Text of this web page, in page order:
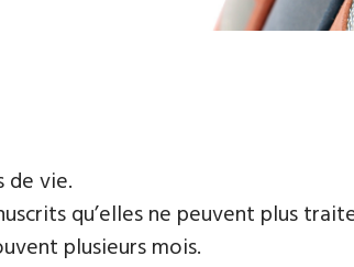
de vie.
qu’elles ne peuvent plus
plusieurs mois.